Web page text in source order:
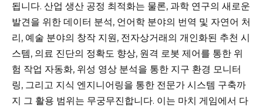
됩니다. 산업 생산 공정 최적화는 물론, 과학 연구의 새로운
발견을 위한 데이터 분석, 언어학 분야의 번역 및 자연어 처
리, 예술 분야의 창작 지원, 전자상거래의 개인화된 추천 시
스템, 의료 진단의 정확도 향상, 원격 로봇 제어를 통한 위
험 작업 자동화, 위성 영상 분석을 통한 지구 환경 모니터
링, 그리고 지식 엔지니어링을 통한 전문가 시스템 구축까
지 그 활용 범위는 무궁무진합니다. 이는 마치 게임에서 다